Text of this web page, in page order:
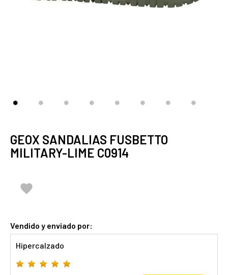
GEOX SANDALIAS FUSBETTO
MILITARY-LIME C0914

Vendido y enviado por:
Hipercalzado